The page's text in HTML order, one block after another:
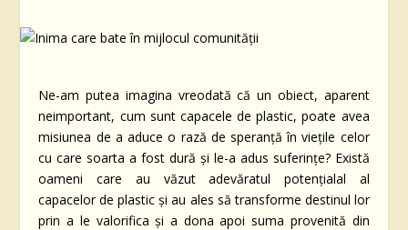
Ne-am putea imagina vreodată că un obiect, aparent
neimportant, cum sunt capacele de plastic, poate avea
misiunea de a aduce o rază de speranță în viețile celor
cu care soarta a fost dură și le-a adus suferințe? Există
oameni care au văzut adevăratul potențialal al
capacelor de plastic și au ales să transforme destinul lor
prin a le valorifica și a dona apoi suma provenită din